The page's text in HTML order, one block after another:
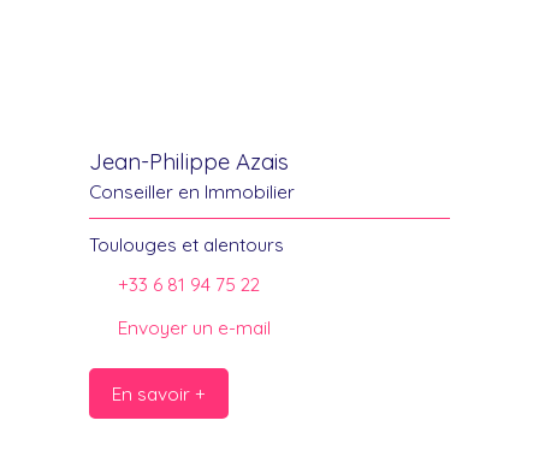
Jean-Philippe Azais
Conseiller en Immobilier
Toulouges et alentours
+33 6 81 94 75 22
Envoyer un e-mail
En savoir +